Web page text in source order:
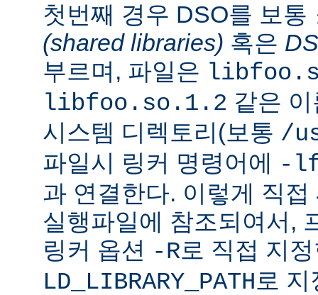
첫번째 경우 DSO를 보통
(shared libraries) 혹은
부르며, 파일은
libfoo.so.1.2 같은
시스템 디렉토리(보통 /
파일시 링커 명령어에
-
과 연결한다. 이렇게 직
실행파일에 참조되여서,
링커 옵션 -R로 직접 지
LD_LIBRARY_PATH 로